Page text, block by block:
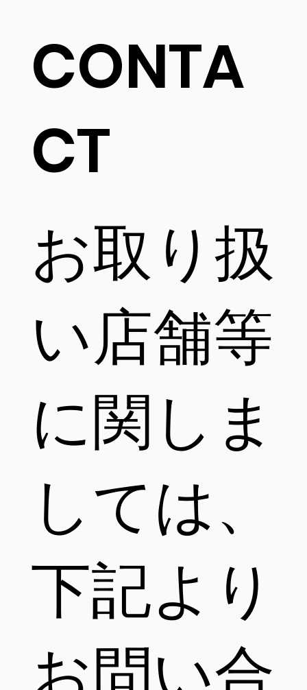
CONTA
CT
お取り扱
い店舗等
に関しま
しては、
下記より